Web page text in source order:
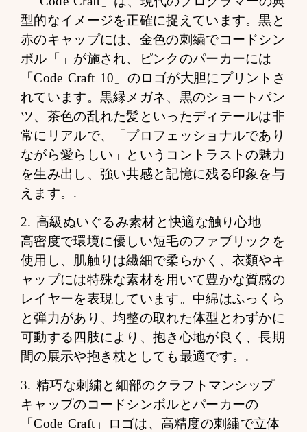
型的なイメージを正確に捉えています。黒と
赤のキャップには、金色の刺繍でコードシン
ボル「」が施され、ピンクのパーカーには
「Code Craft 10」のロゴが大胆にプリントさ
れています。黒縁メガネ、黒のショートパン
ツ、茶色の乱れた髪といったディテールは非
常にリアルで、「プロフェッショナルであり
ながら愛らしい」というコントラストの魅力
を生み出し、強い共感と記憶に残る印象を与
えます。.
2. 高級ぬいぐるみ素材と快適な触り心地
高密度で環境に優しい短毛のファブリックを
使用し、肌触りは繊細で柔らかく、衣類やキ
ャップには特殊な素材を用いて豊かな質感の
レイヤーを表現しています。中綿はふっくら
と弾力があり、均整の取れた体型とわずかに
可動する四肢により、抱き心地が良く、長期
間の展示や抱き枕としても最適です。.
3. 精巧な刺繍と細部のクラフトマンシップ
キャップのコードシンボルとパーカーの
「Code Craft」ロゴは、高精度の刺繍で立体